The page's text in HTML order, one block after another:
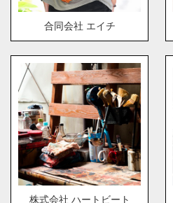
合同会社 エイチ
株式会社 ハートビート